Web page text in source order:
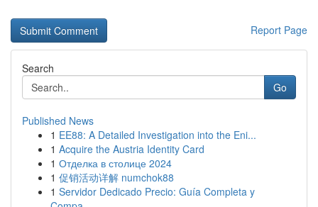
Report Page
Search
Go
Published News
1 EE88: A Detailed Investigation into the Eni...
1 Acquire the Austria Identity Card
1 Отделка в столице 2024
1 促销活动详解 numchok88
1 Servidor Dedicado Precio: Guía Completa y